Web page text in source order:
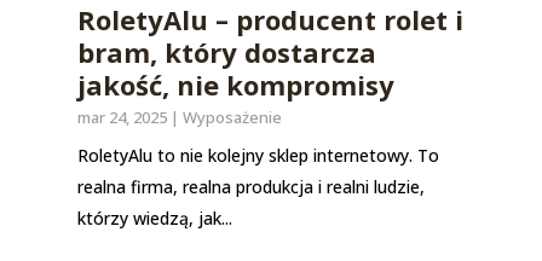
RoletyAlu – producent rolet i
bram, który dostarcza
jakość, nie kompromisy
mar 24, 2025| Wyposażenie
RoletyAlu to nie kolejny sklep internetowy. To
realna firma, realna produkcja i realni ludzie,
którzy wiedzą, jak...